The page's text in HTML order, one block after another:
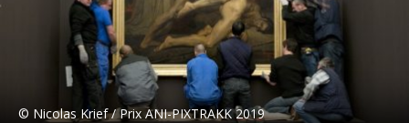
© Nicolas Krief / Prix ANI-PIXTRAKK 2019